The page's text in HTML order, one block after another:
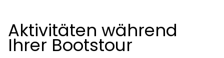
Aktivitäten während
Ihrer Bootstour